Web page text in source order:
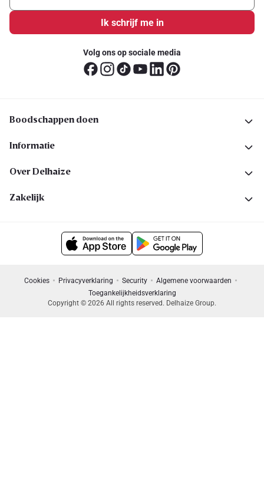
Ik schrijf me in
Volg ons op sociale media
Boodschappen doen
Informatie
Over Delhaize
Zakelijk
Cookies Privacyverklaring Security
Algemene voorwaarden
Toegankelijkheidsverklaring
Copyright © 2026 All rights reserved. Delhaize Group.